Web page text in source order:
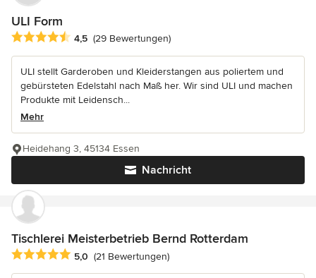
ULI Form
Durchschnittliche Bewertung: 4.5 von 5 Sternen
4,5 (29 Bewertungen)
ULI stellt Garderoben und Kleiderstangen aus poliertem und
gebürsteten Edelstahl nach Maß her. Wir sind ULI und machen
Produkte mit Leidensch...
Mehr
Nachricht
Heidehang 3, 45134 Essen
Tischlerei Meisterbetrieb Bernd Rotterdam
Durchschnittliche Bewertung: 5 von 5 Sternen
5,0 (21 Bewertungen)